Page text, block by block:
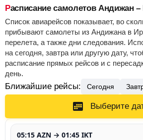
Расписание самолетов Андижан –
Список авиарейсов показывает, во
прибывают самолеты из Андижана в
перелета, а также дни следования.
на сегодня, завтра или другую дату,
расписание прямых рейсов и с
день.
Ближайшие рейсы: Сегодня
Выберите
05:15 AZN → 01:45 IKT